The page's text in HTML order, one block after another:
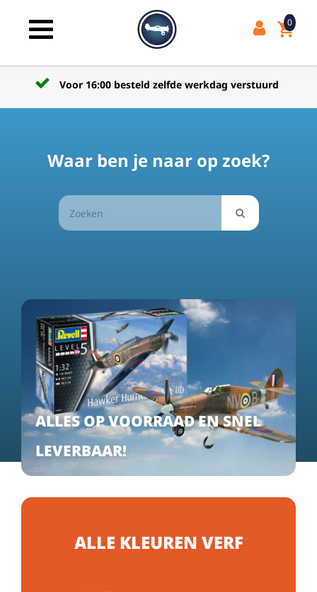
Toggle navigation shopping_cart
0
Voor 16:00 besteld zelfde werkdag verstuurd
Waar ben je naar op zoek?
ALLES OP VOORRAAD EN SNEL
LEVERBAAR!
ALLE KLEUREN VERF